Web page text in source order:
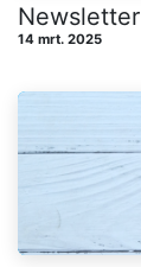
Newsletter
14 mrt. 2025